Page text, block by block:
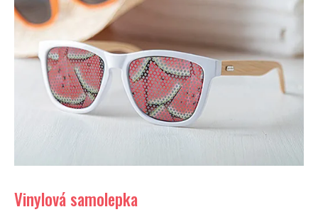
Vinylová samolepka